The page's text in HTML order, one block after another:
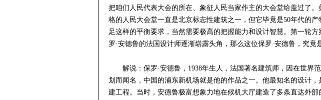
把咱们人民代表大会的所在、象征人民当家作主的大会堂给盖过了
格的人民大会堂一直是北京标志性建筑之一，但它毕竟是50年代的产
足这样的平衡要求，当然需要极高的把握能力和设计智慧。第一轮
罗·安德鲁的法国设计师逐渐崭露头角，那么这位保罗·安德鲁，究竟
解说：保罗·安德鲁，1938年生人，法国著名建筑师，因在世界
划而闻名，中国的浦东新机场就是他的作品之一。他最知名的设计，
建工程。当时，安德鲁极富想象力地在候机大厅建造了多条直达外部